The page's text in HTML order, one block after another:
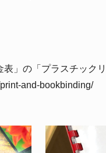
」の「プラスチック
and-bookbinding/